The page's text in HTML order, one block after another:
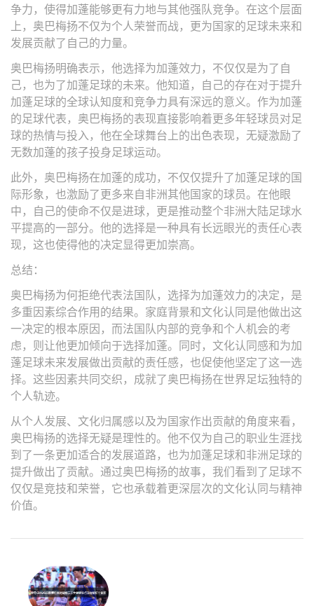
争力，使得加蓬能够更有力地与其他强队竞争。在这个层面
上，奥巴梅扬不仅为个人荣誉而战，更为国家的足球未来和
发展贡献了自己的力量。
奥巴梅扬明确表示，他选择为加蓬效力，不仅仅是为了自
己，也为了加蓬足球的未来。他知道，自己的存在对于提升
加蓬足球的全球认知度和竞争力具有深远的意义。作为加蓬
的足球代表，奥巴梅扬的表现直接影响着更多年轻球员对足
球的热情与投入，他在全球舞台上的出色表现，无疑激励了
无数加蓬的孩子投身足球运动。
此外，奥巴梅扬在加蓬的成功，不仅仅提升了加蓬足球的国
际形象，也激励了更多来自非洲其他国家的球员。在他眼
中，自己的使命不仅是进球，更是推动整个非洲大陆足球水
平提高的一部分。他的选择是一种具有长远眼光的责任心表
现，这也使得他的决定显得更加崇高。
总结：
奥巴梅扬为何拒绝代表法国队，选择为加蓬效力的决定，是
多重因素综合作用的结果。家庭背景和文化认同是他做出这
一决定的根本原因，而法国队内部的竞争和个人机会的考
虑，则让他更加倾向于选择加蓬。同时，文化认同感和为加
蓬足球未来发展做出贡献的责任感，也促使他坚定了这一选
择。这些因素共同交织，成就了奥巴梅扬在世界足坛独特的
个人轨迹。
从个人发展、文化归属感以及为国家作出贡献的角度来看，
奥巴梅扬的选择无疑是理性的。他不仅为自己的职业生涯找
到了一条更加适合的发展道路，也为加蓬足球和非洲足球的
提升做出了贡献。通过奥巴梅扬的故事，我们看到了足球不
仅仅是竞技和荣誉，它也承载着更深层次的文化认同与精神
价值。